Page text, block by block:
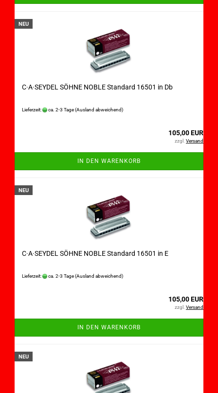
NEU
C·A·SEYDEL SÖHNE NOBLE Standard 16501 in Db
Lieferzeit: ca. 2-3 Tage(Ausland abweichend)
105,00 EUR
zzgl. Versand
IN DEN WARENKORB
NEU
C·A·SEYDEL SÖHNE NOBLE Standard 16501 in E
Lieferzeit: ca. 2-3 Tage(Ausland abweichend)
105,00 EUR
zzgl. Versand
IN DEN WARENKORB
NEU